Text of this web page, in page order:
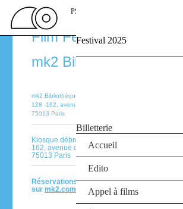
PSSFF
Festival 2025
Billetterie
Accueil
Edito
Appel à films
Paris Surf & Skateboard
Film Festival 22‑25.09.16
mk2 Bibliothèque
mk2 Bibliothèque
128 -162, avenue de France
75013 Paris
Kiosque débrouï-art
162, avenue de France
75013 Paris
Réservations
sur mk2.com